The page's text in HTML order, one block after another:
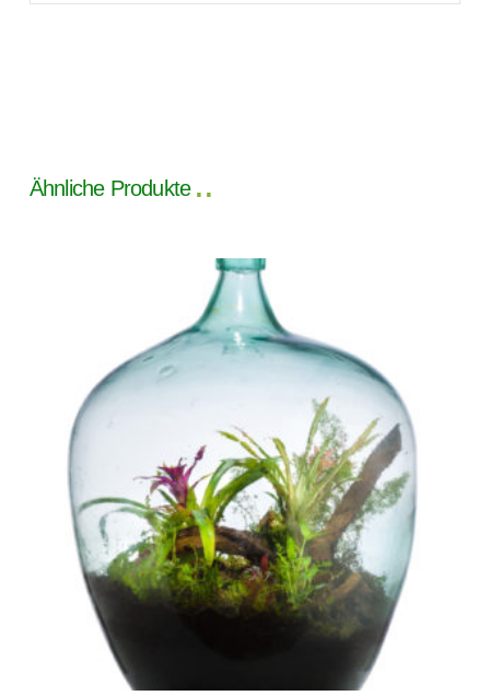
Ähnliche Produkte